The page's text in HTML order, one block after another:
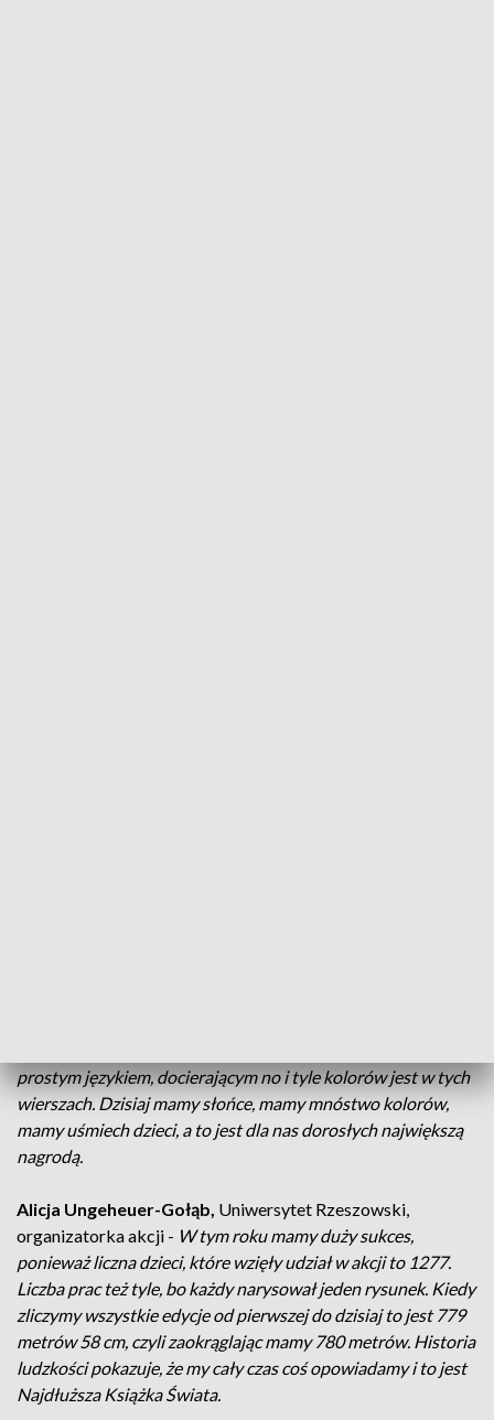
prostym językiem, docierającym no i tyle kolorów jest w tych
wierszach. Dzisiaj mamy słońce, mamy mnóstwo kolorów,
mamy uśmiech dzieci, a to jest dla nas dorosłych największą
nagrodą.
Alicja Ungeheuer-Gołąb, Uniwersytet Rzeszowski,
organizatorka akcji - W tym roku mamy duży sukces,
ponieważ liczna dzieci, które wzięły udział w akcji to 1277.
Liczba prac też tyle, bo każdy narysował jeden rysunek. Kiedy
zliczymy wszystkie edycje od pierwszej do dzisiaj to jest 779
metrów 58 cm, czyli zaokrąglając mamy 780 metrów. Historia
ludzkości pokazuje, że my cały czas coś opowiadamy i to jest
Najdłuższa Książka Świata.